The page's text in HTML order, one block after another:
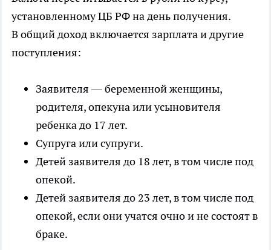
установленному ЦБ РФ на день получения.
В общий доход включается зарплата и другие
поступления:
Заявителя — беременной женщины,
родителя, опекуна или усыновителя
ребенка до 17 лет.
Супруга или супруги.
Детей заявителя до 18 лет, в том числе под
опекой.
Детей заявителя до 23 лет, в том числе под
опекой, если они учатся очно и не состоят в
браке.